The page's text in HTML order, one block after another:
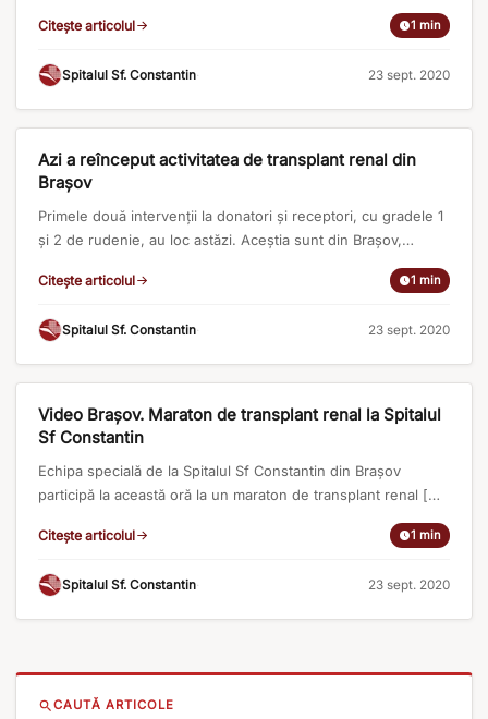
că le-au fost transplantaţi rinichi de la rudele lor. […] Citeste
intregul articol pe https://a1.ro/video/antena-
brasov-id1026334.html
Citește articolul 1 min
Spitalul Sf. Constantin· 23 sept. 2020
Azi a reînceput activitatea de transplant renal din
Brașov
Primele două intervenții la donatori și receptori, cu gradele 1
și 2 de rudenie, au loc astăzi. Aceștia sunt din Brașov,
intervenție pentru o pereche din Sfântu Gheorghe. […]
a-reinceput-activitatea-de-transplant-renal-din-brasov.html
Citește articolul 1 min
Spitalul Sf. Constantin· 23 sept. 2020
Video Brașov. Maraton de transplant renal la Spitalul
Sf Constantin
Echipa specială de la Spitalul Sf Constantin din Brașov
participă la această oră la un maraton de transplant renal […]
https://brasovromania.net/2020/09/video-brasov-maraton-
Citește articolul 1 min
Spitalul Sf. Constantin· 23 sept. 2020
CAUTĂ ARTICOLE